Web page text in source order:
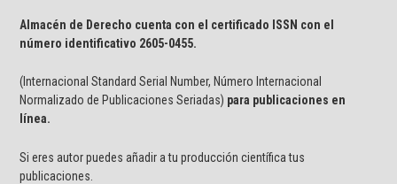
Almacén de Derecho cuenta con el certificado ISSN con el
número identificativo 2605-0455.
(Internacional Standard Serial Number, Número Internacional
Normalizado de Publicaciones Seriadas) para publicaciones en
línea.
Si eres autor puedes añadir a tu producción científica tus
publicaciones.